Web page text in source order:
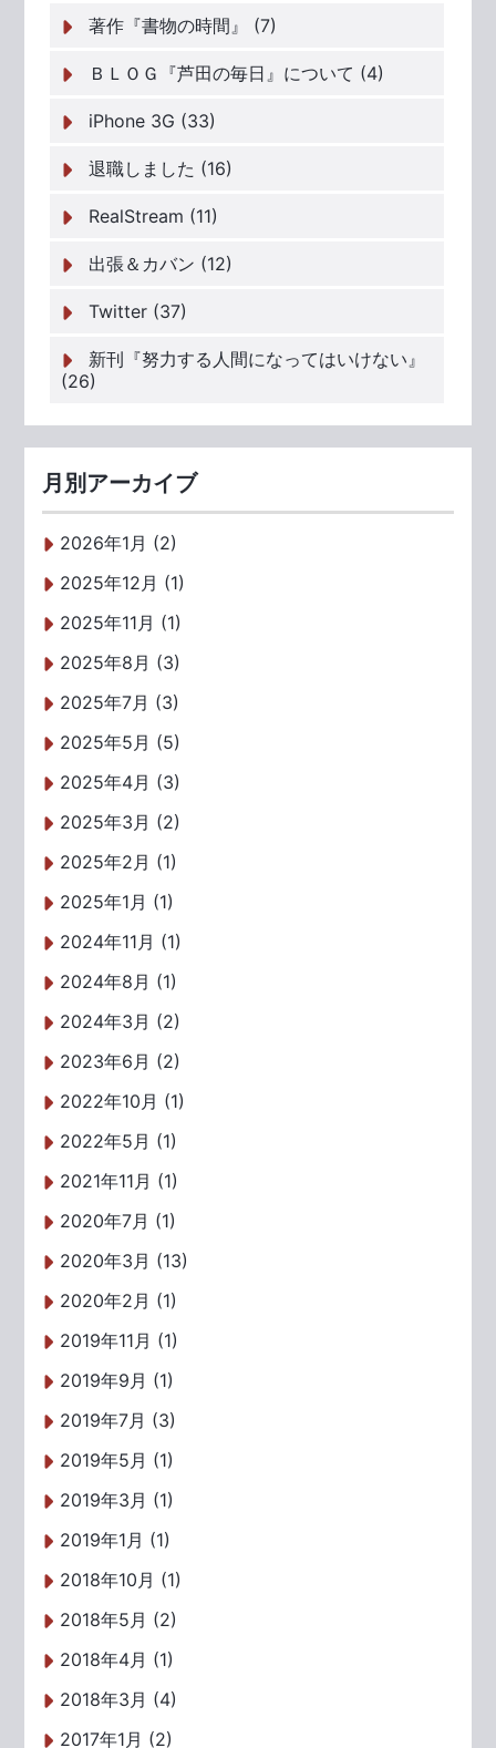
著作『書物の時間』 (7)
ＢＬＯＧ『芦田の毎日』について (4)
iPhone 3G (33)
退職しました (16)
RealStream (11)
出張＆カバン (12)
Twitter (37)
新刊『努力する人間になってはいけない』
(26)
月別アーカイブ
2026年1月 (2)
2025年12月 (1)
2025年11月 (1)
2025年8月 (3)
2025年7月 (3)
2025年5月 (5)
2025年4月 (3)
2025年3月 (2)
2025年2月 (1)
2025年1月 (1)
2024年11月 (1)
2024年8月 (1)
2024年3月 (2)
2023年6月 (2)
2022年10月 (1)
2022年5月 (1)
2021年11月 (1)
2020年7月 (1)
2020年3月 (13)
2020年2月 (1)
2019年11月 (1)
2019年9月 (1)
2019年7月 (3)
2019年5月 (1)
2019年3月 (1)
2019年1月 (1)
2018年10月 (1)
2018年5月 (2)
2018年4月 (1)
2018年3月 (4)
2017年1月 (2)